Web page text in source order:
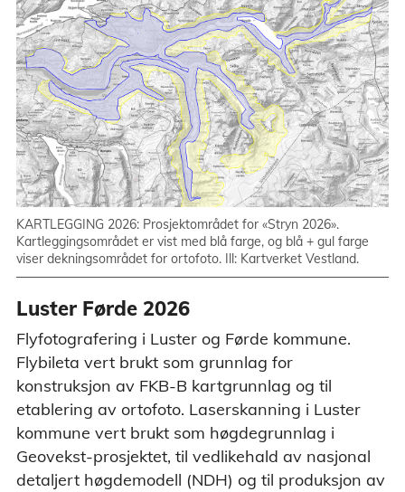
KARTLEGGING 2026: Prosjektområdet for «Stryn 2026».
Kartleggingsområdet er vist med blå farge, og blå + gul farge
viser dekningsområdet for ortofoto. Ill: Kartverket Vestland.
Luster Førde 2026
Flyfotografering i Luster og Førde kommune.
Flybileta vert brukt som grunnlag for
konstruksjon av FKB-B kartgrunnlag og til
etablering av ortofoto. Laserskanning i Luster
kommune vert brukt som høgdegrunnlag i
Geovekst-prosjektet, til vedlikehald av nasjonal
detaljert høgdemodell (NDH) og til produksjon av